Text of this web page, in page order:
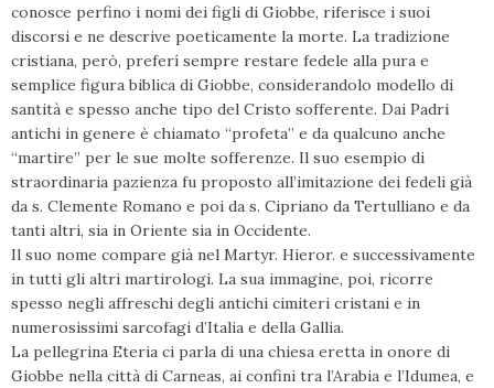
conosce perfino i nomi dei figli di Giobbe, riferisce i suoi
discorsi e ne descrive poeticamente la morte. La tradizione
cristiana, però, preferí sempre restare fedele alla pura e
semplice figura biblica di Giobbe, considerandolo modello di
santità e spesso anche tipo del Cristo sofferente. Dai Padri
antichi in genere è chiamato “profeta” e da qualcuno anche
“martire” per le sue molte sofferenze. Il suo esempio di
straordinaria pazienza fu proposto all’imitazione dei fedeli già
da s. Clemente Romano e poi da s. Cipriano da Tertulliano e da
tanti altri, sia in Oriente sia in Occidente.
Il suo nome compare già nel Martyr. Hieror. e successivamente
in tutti gli altri martirologi. La sua immagine, poi, ricorre
spesso negli affreschi degli antichi cimiteri cristani e in
numerosissimi sarcofagi d’Italia e della Gallia.
La pellegrina Eteria ci parla di una chiesa eretta in onore di
Giobbe nella città di Carneas, ai confini tra l’Arabia e l’Idumea, e